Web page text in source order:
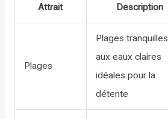
Attrait Description
Plages
Plages tranquilles
aux eaux claires
idéales pour la
détente